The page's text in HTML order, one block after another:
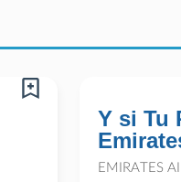
Y si Tu
EMIRATES